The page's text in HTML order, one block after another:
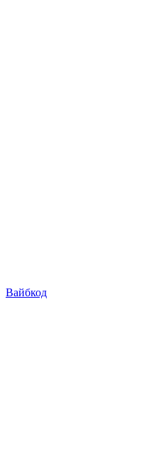
Вайбкод